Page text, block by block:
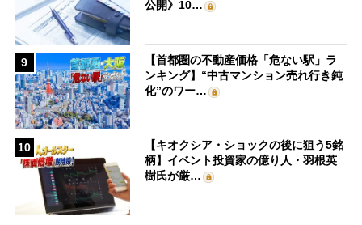
公開》10…
9
【首都圏の不動産価格「危ない駅」ラ
ンキング】“中古マンション売れ行き鈍
化”のワー…
10
【キオクシア・ショックの後に狙う5銘
柄】イベント投資家の億り人・羽根英
樹氏が厳…